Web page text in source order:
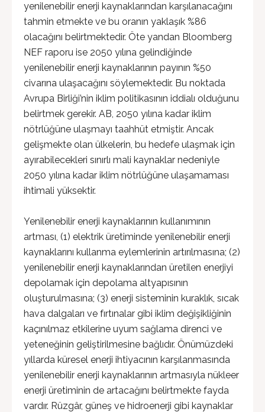
yenilenebilir enerji kaynaklarından karşılanacağını
tahmin etmekte ve bu oranın yaklaşık %86
olacağını belirtmektedir. Öte yandan Bloomberg
NEF raporu ise 2050 yılına gelindiğinde
yenilenebilir enerji kaynaklarının payının %50
civarına ulaşacağını söylemektedir. Bu noktada
Avrupa Birliği’nin iklim politikasının iddialı olduğunu
belirtmek gerekir. AB, 2050 yılına kadar iklim
nötrlüğüne ulaşmayı taahhüt etmiştir. Ancak
gelişmekte olan ülkelerin, bu hedefe ulaşmak için
ayırabilecekleri sınırlı mali kaynaklar nedeniyle
2050 yılına kadar iklim nötrlüğüne ulaşamaması
ihtimali yüksektir.
Yenilenebilir enerji kaynaklarının kullanımının
artması, (1) elektrik üretiminde yenilenebilir enerji
kaynaklarını kullanma eylemlerinin artırılmasına; (2)
yenilenebilir enerji kaynaklarından üretilen enerjiyi
depolamak için depolama altyapısının
oluşturulmasına; (3) enerji sisteminin kuraklık, sıcak
hava dalgaları ve fırtınalar gibi iklim değişikliğinin
kaçınılmaz etkilerine uyum sağlama direnci ve
yeteneğinin geliştirilmesine bağlıdır. Önümüzdeki
yıllarda küresel enerji ihtiyacının karşılanmasında
yenilenebilir enerji kaynaklarının artmasıyla nükleer
enerji üretiminin de artacağını belirtmekte fayda
vardır. Rüzgâr, güneş ve hidroenerji gibi kaynaklar